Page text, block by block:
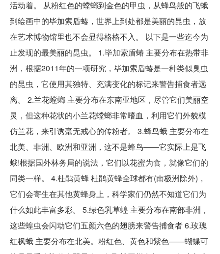
活动着。 从粉红色的螳螂到金色的甲虫，从蜂鸟般的飞蛾
到绘画中的毕加索盾蝽，世界上到处都是美丽的昆虫，放
在艺术博物馆里也不会显得格格不入。 以下是一些迄今为
止发现的最美丽的昆虫。 1.毕加索盾蝽 主要分布在热带非
洲，根据2011年的一项研究，毕加索盾蝽是一种类似臭虫
的昆虫，它使用其独特、充满变化的标记来警告捕食者远
离。 2.兰花螳螂 主要分布在东南亚地区，尽管它们美丽空
灵，但这种花状的小兰花螳螂非常嗜血，利用它们外貌模
仿兰花，来引诱毫无戒心的传粉者。 3.蜂鸟蛾 主要分布在
北美、非洲、欧洲和亚洲，这不是蜂鸟——它实际上是飞
蛾!根据国外林务局的说法，它们以花蜜为食，就像它们的
同类一样。 4.杜鹃黄蜂 杜鹃黄蜂全球都有(南极洲除外)，
它们会寄生在其他黄蜂身上，科学家们仍然不知道它们为
什么如此丰富多彩。 5.绿色乳草蝗 主要分布在南部非洲，
这些蝗虫会闪动它们五颜六色的翅膀来警告捕食者 6.玫瑰
红枫蛾 主要分布在北美。粉红色、黄色和紫色——蝴蝶可